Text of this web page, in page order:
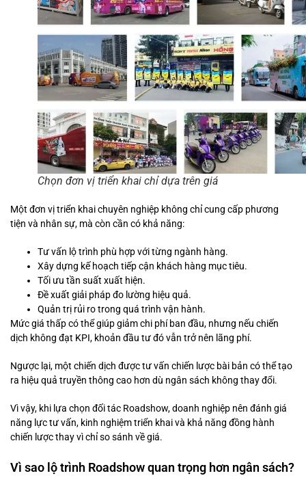
Chọn đơn vị triển khai chỉ dựa trên giá
Một đơn vị triển khai chuyên nghiệp không chỉ cung cấp phương
tiện và nhân sự, mà còn cần có khả năng:
Tư vấn lộ trình phù hợp với từng ngành hàng.
Xây dựng kế hoạch tiếp cận khách hàng mục tiêu.
Tối ưu tần suất xuất hiện.
Đề xuất giải pháp đo lường hiệu quả.
Quản trị rủi ro trong quá trình vận hành.
Mức giá thấp có thể giúp giảm chi phí ban đầu, nhưng nếu chiến
dịch không đạt KPI, khoản đầu tư đó vẫn trở nên lãng phí.
Ngược lại, một chiến dịch được tư vấn chiến lược bài bản có thể tạo
ra hiệu quả truyền thông cao hơn dù ngân sách không thay đổi.
Vì vậy, khi lựa chọn đối tác Roadshow, doanh nghiệp nên đánh giá
năng lực tư vấn, kinh nghiệm triển khai và khả năng đồng hành
chiến lược thay vì chỉ so sánh về giá.
Vì sao lộ trình Roadshow quan trọng hơn ngân sách?